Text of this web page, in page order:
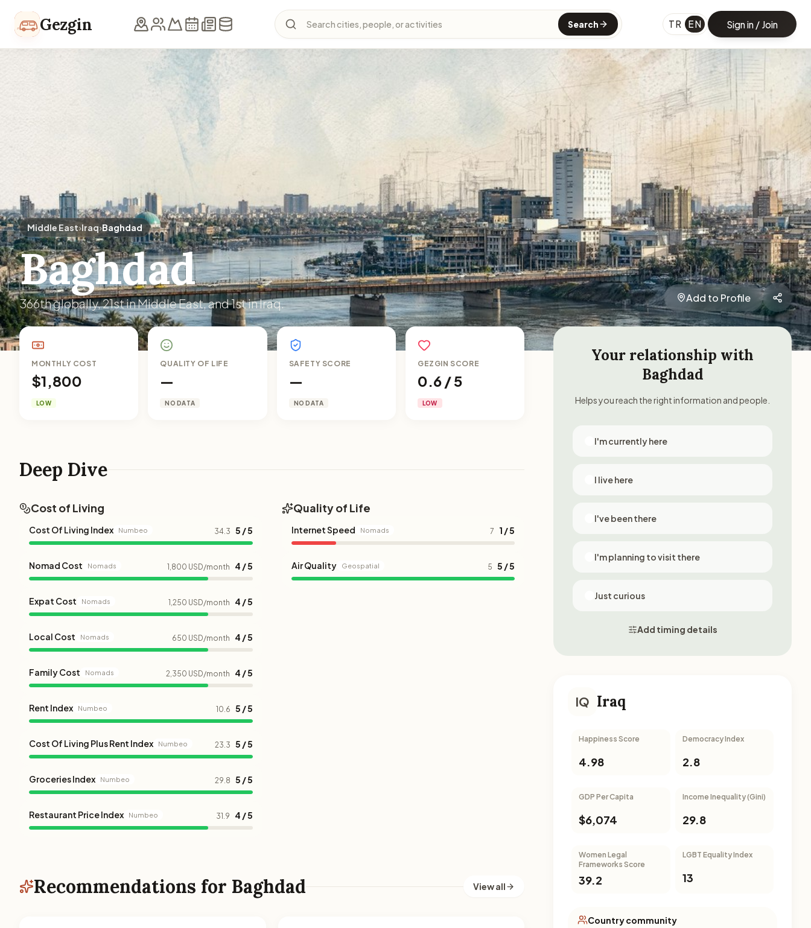
Gezgin Search cities, people, or activities Search TR EN Sign in / Join
Middle East›Iraq›Baghdad
Baghdad
366th globally, 21st in Middle East, and 1st in Iraq. Add to Profile
MONTHLY COST
$1,800
LOW
QUALITY OF LIFE
—
NO DATA
SAFETY SCORE
—
NO DATA
GEZGIN SCORE
0.6 / 5
LOW
Deep Dive
Cost of Living
Cost Of Living Index Numbeo 34.3 5 / 5
Nomad Cost Nomads 1,800 USD/month 4 / 5
Expat Cost Nomads 1,250 USD/month 4 / 5
Local Cost Nomads 650 USD/month 4 / 5
Family Cost Nomads 2,350 USD/month 4 / 5
Rent Index Numbeo 10.6 5 / 5
Cost Of Living Plus Rent Index Numbeo 23.3 5 / 5
Groceries Index Numbeo 29.8 5 / 5
Restaurant Price Index Numbeo 31.9 4 / 5
Quality of Life
Internet Speed Nomads 7 1 / 5
Air Quality Geospatial 5 5 / 5
Recommendations for Baghdad View all
Your relationship with
Baghdad
Helps you reach the right information and people.
I'm currently here
I live here
I've been there
I'm planning to visit there
Just curious
Add timing details
IQ Iraq
Happiness Score
4.98
Democracy Index
2.8
GDP Per Capita
$6,074
Income Inequality (Gini)
29.8
Women Legal
Frameworks Score
39.2
LGBT Equality Index
13
Country community